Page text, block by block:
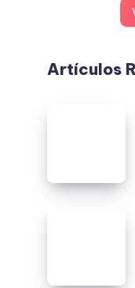
Artículos